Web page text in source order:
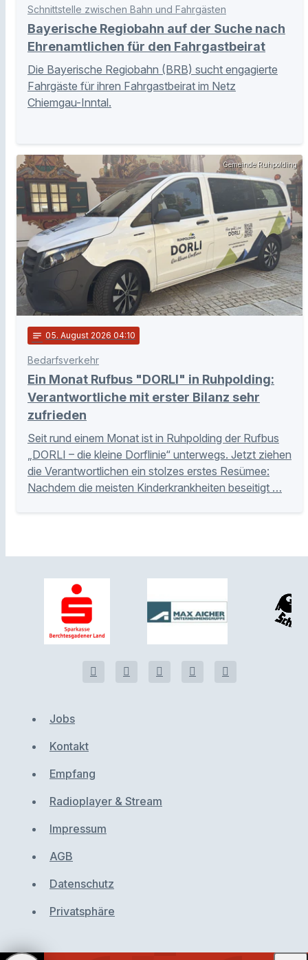
Schnittstelle zwischen Bahn und Fahrgästen
Bayerische Regiobahn auf der Suche nach
Ehrenamtlichen für den Fahrgastbeirat
Die Bayerische Regiobahn (BRB) sucht engagierte
Fahrgäste für ihren Fahrgastbeirat im Netz
Chiemgau-Inntal.
Gemeinde Ruhpolding
notes 05. August 2026 04:10
Bedarfsverkehr
Ein Monat Rufbus "DORLI" in Ruhpolding:
Verantwortliche mit erster Bilanz sehr
zufrieden
Seit rund einem Monat ist in Ruhpolding der Rufbus
„DORLI – die kleine Dorflinie“ unterwegs. Jetzt ziehen
die Verantwortlichen ein stolzes erstes Resümee:
Nachdem die meisten Kinderkrankheiten beseitigt …
Jobs
Kontakt
Empfang
Radioplayer & Stream
Impressum
AGB
Datenschutz
Privatsphäre